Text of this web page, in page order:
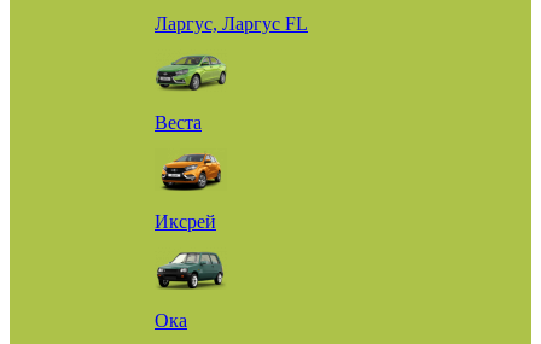
Ларгус, Ларгус FL
Веста
Иксрей
Ока